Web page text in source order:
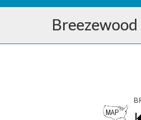
Breezewood